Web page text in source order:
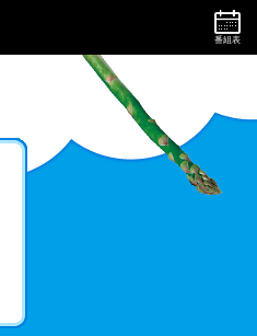
番組表